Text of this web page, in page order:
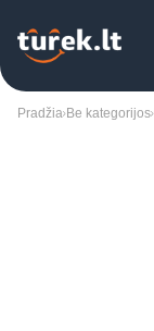
Pradžia Be kategorijos